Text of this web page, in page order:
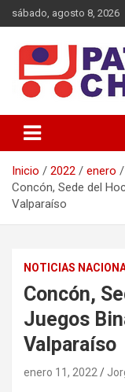
Saltar
al
sábado, agosto 8, 2026
Patines y
Inicio 2022 enero
Concón, Sede del
Valparaíso
NOTICIAS
Concón,
Juegos
Valparaíso
enero 11, 2022